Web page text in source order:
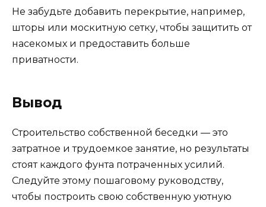
Не забудьте добавить перекрытие, например,
шторы или москитную сетку, чтобы защитить от
насекомых и предоставить больше
приватности.
Вывод
Строительство собственной беседки — это
затратное и трудоемкое занятие, но результаты
стоят каждого фунта потраченных усилий.
Следуйте этому пошаговому руководству,
чтобы построить свою собственную уютную